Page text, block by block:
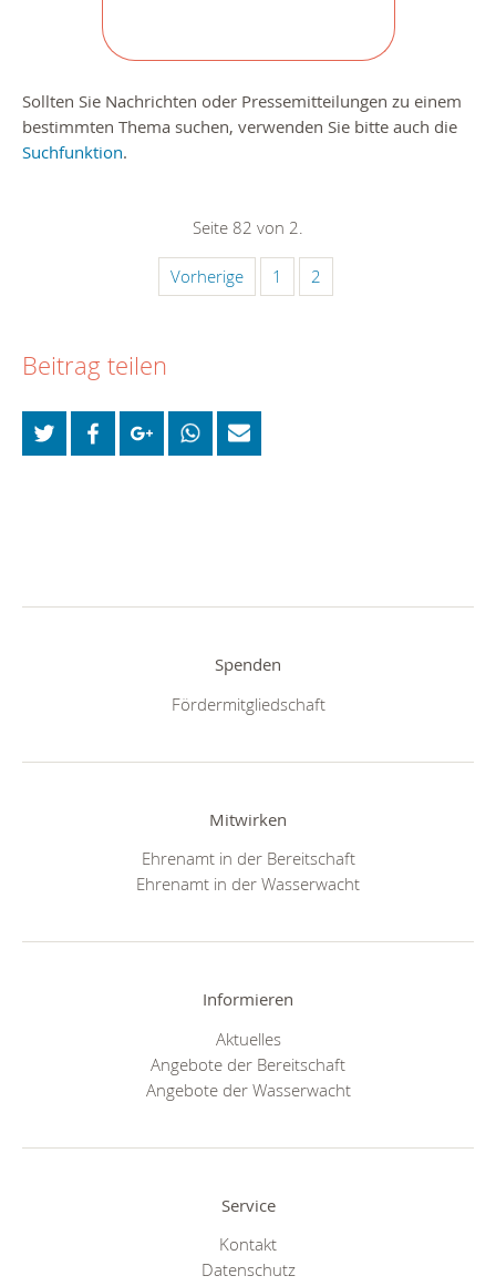
Sollten Sie Nachrichten oder Pressemitteilungen zu einem
bestimmten Thema suchen, verwenden Sie bitte auch die
Suchfunktion.
Seite 82 von 2.
Vorherige 1 2
Beitrag teilen
Spenden
Fördermitgliedschaft
Mitwirken
Ehrenamt in der Bereitschaft
Ehrenamt in der Wasserwacht
Informieren
Aktuelles
Angebote der Bereitschaft
Angebote der Wasserwacht
Service
Kontakt
Datenschutz